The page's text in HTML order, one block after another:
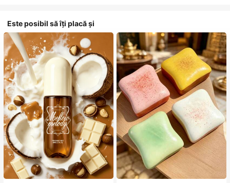
Este posibil să îți placă și